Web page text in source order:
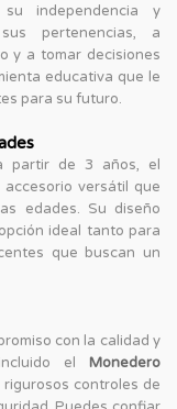
independencia y
pertenencias, a
y a tomar decisiones
educativa que le
para su futuro.
partir de 3 años, el
versátil que
edades. Su diseño
ideal tanto para
que buscan un
con la calidad y
el Monedero
rigurosos controles de